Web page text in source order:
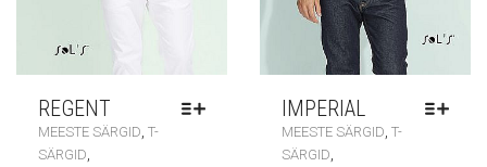
REGENT
MEESTE SÄRGID T-
SÄRGID
IMPERIAL
MEESTE SÄRGID T-
SÄRGID